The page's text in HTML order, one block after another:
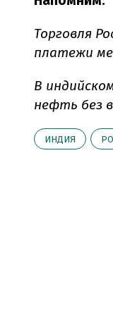
Торговля
платежи
В
нефть без
ИНДИЯ